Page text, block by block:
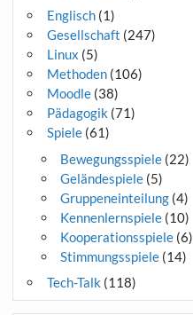
Englisch(1)
Gesellschaft (247)
Linux (5)
Methoden(106)
Moodle(38)
Pädagogik (71)
Spiele(61)
Bewegungsspiele(22)
Geländespiele(5)
Gruppeneinteilung(4)
Kennenlernspiele(10)
Kooperationsspiele(6)
Stimmungsspiele(14)
Tech-Talk (118)